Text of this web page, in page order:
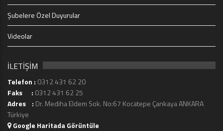
Şubelere Özel Duyurular
Videolar
İLETİŞİM
Telefon : 0312 431 62 20
Faks : 0312 431 62 25
Adres : Dr. Mediha Eldem Sok. No:67 Kocatepe Çankaya ANKARA
Türkiye
Google Haritada Görüntüle